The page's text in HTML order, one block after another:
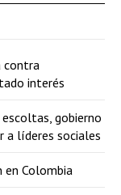
contra
interés
gobierno
a líderes sociales
en Colombia